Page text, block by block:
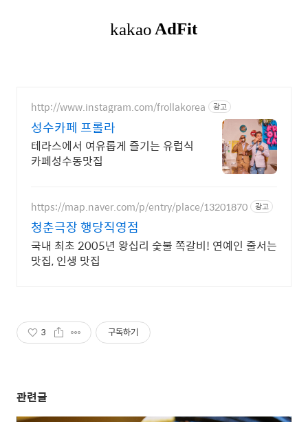
http://www.instagram.com/frollakorea 광고
성수카페 프롤라
테라스에서 여유롭게 즐기는 유럽식
카페성수동맛집
https://map.naver.com/p/entry/place/13201870 광고
청춘극장 행당직영점
국내 최초 2005년 왕십리 숯불 쪽갈비! 연예인 줄서는
맛집, 인생 맛집
3 구독하기
관련글